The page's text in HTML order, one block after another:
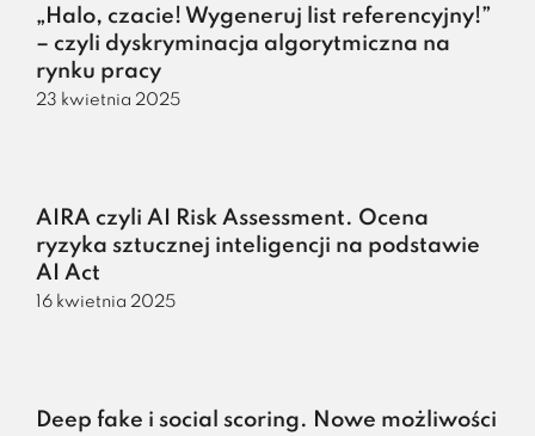
„Halo, czacie! Wygeneruj list referencyjny!”
– czyli dyskryminacja algorytmiczna na
rynku pracy
23 kwietnia 2025
AIRA czyli AI Risk Assessment. Ocena
ryzyka sztucznej inteligencji na podstawie
AI Act
16 kwietnia 2025
Deep fake i social scoring. Nowe możliwości